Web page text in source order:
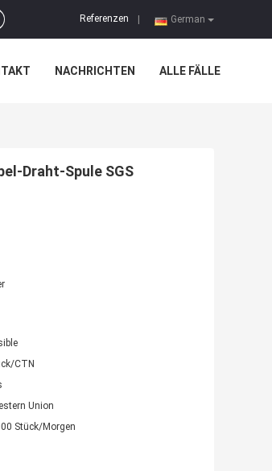
German
Referenzen
NACHRICHTEN ALLE FÄLLE
Draht-Spule SGS
CTN
Union
Stück/Morgen